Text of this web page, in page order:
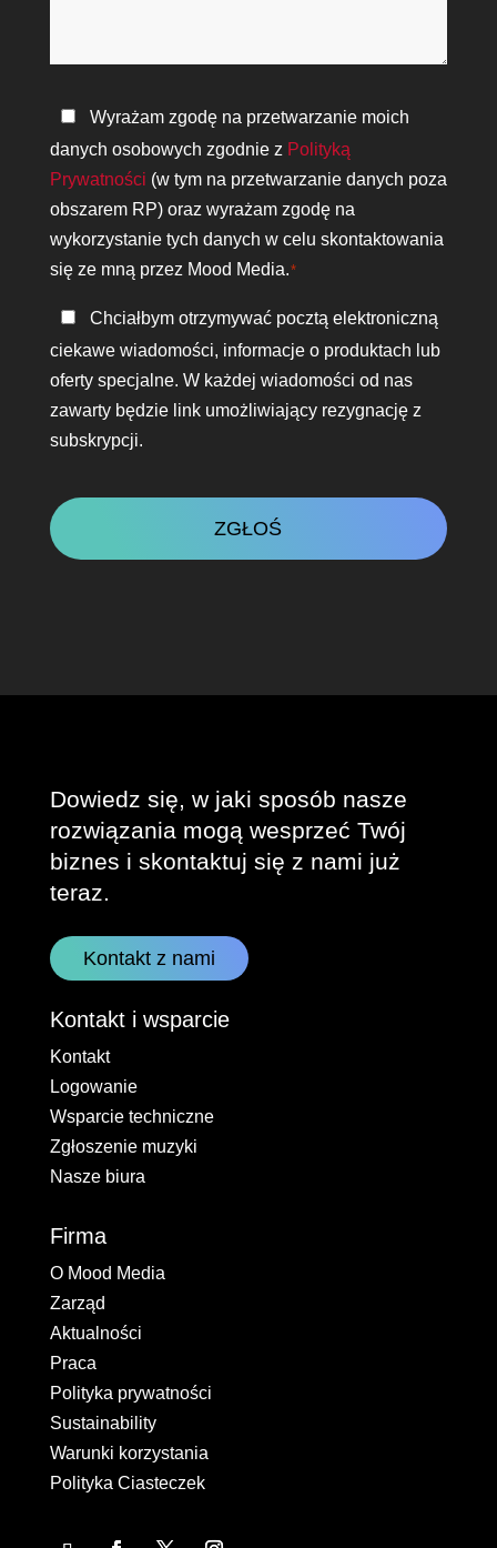
Polityka
prywatności
*
Wyrażam zgodę na przetwarzanie moich
danych osobowych zgodnie z Polityką
Prywatności (w tym na przetwarzanie danych poza
obszarem RP) oraz wyrażam zgodę na
wykorzystanie tych danych w celu skontaktowania
się ze mną przez Mood Media.*
Bądź
w
kontakcie
Chciałbym otrzymywać pocztą elektroniczną
ciekawe wiadomości, informacje o produktach lub
oferty specjalne. W każdej wiadomości od nas
zawarty będzie link umożliwiający rezygnację z
subskrypcji.
Dowiedz się, w jaki sposób nasze
rozwiązania mogą wesprzeć Twój
biznes i skontaktuj się z nami już
teraz.
Kontakt z nami
Kontakt i wsparcie
Kontakt
Logowanie
Wsparcie techniczne
Zgłoszenie muzyki
Nasze biura
Firma
O Mood Media
Zarząd
Aktualności
Praca
Polityka prywatności
Sustainability
Warunki korzystania
Polityka Ciasteczek